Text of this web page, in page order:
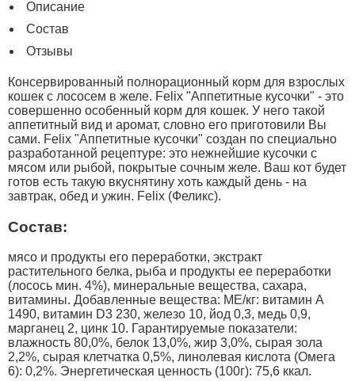
Описание
Состав
Отзывы
Консервированный полнорационный корм для взрослых
кошек с лососем в желе. Felix "Аппетитные кусочки" - это
совершенно особенный корм для кошек. У него такой
аппетитный вид и аромат, словно его приготовили Вы
сами. Felix "Аппетитные кусочки" создан по специально
разработанной рецептуре: это нежнейшие кусочки с
мясом или рыбой, покрытые сочным желе. Ваш кот будет
готов есть такую вкуснятину хоть каждый день - на
завтрак, обед и ужин. Felix (Феликс).
Состав:
мясо и продукты его переработки, экстракт
растительного белка, рыба и продукты ее переработки
(лосось мин. 4%), минеральные вещества, сахара,
витамины. Добавленные вещества: МЕ/кг: витамин А
1490, витамин D3 230, железо 10, йод 0,3, медь 0,9,
марганец 2, цинк 10. Гарантируемые показатели:
влажность 80,0%, белок 13,0%, жир 3,0%, сырая зола
2,2%, сырая клетчатка 0,5%, линолевая кислота (Омега
6): 0,2%. Энергетическая ценность (100г): 75,6 ккал.